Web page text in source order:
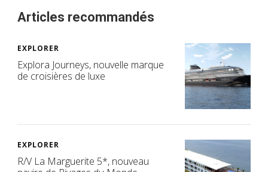
Articles recommandés
EXPLORER
Explora Journeys, nouvelle marque
de croisières de luxe
EXPLORER
R/V La Marguerite 5*, nouveau